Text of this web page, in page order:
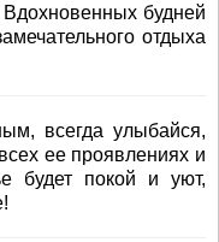
будней
отдыха
всегда улыбайся,
ее проявлениях и
будет покой и уют,